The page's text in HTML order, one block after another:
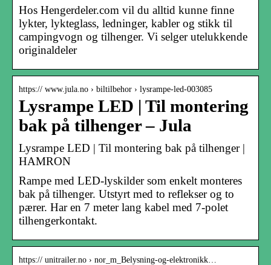
Hos Hengerdeler.com vil du alltid kunne finne
lykter, lykteglass, ledninger, kabler og stikk til
campingvogn og tilhenger. Vi selger utelukkende
originaldeler
https:// www.jula.no › biltilbehor › lysrampe-led-003085
Lysrampe LED | Til montering
bak på tilhenger – Jula
Lysrampe LED | Til montering bak på tilhenger |
HAMRON
Rampe med LED-lyskilder som enkelt monteres
bak på tilhenger. Utstyrt med to reflekser og to
pærer. Har en 7 meter lang kabel med 7-polet
tilhengerkontakt.
https:// unitrailer.no › nor_m_Belysning-og-elektronikk…